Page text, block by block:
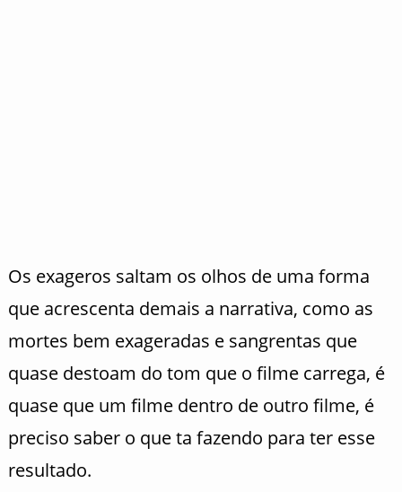
Os exageros saltam os olhos de uma forma
que acrescenta demais a narrativa, como as
mortes bem exageradas e sangrentas que
quase destoam do tom que o filme carrega, é
quase que um filme dentro de outro filme, é
preciso saber o que ta fazendo para ter esse
resultado.